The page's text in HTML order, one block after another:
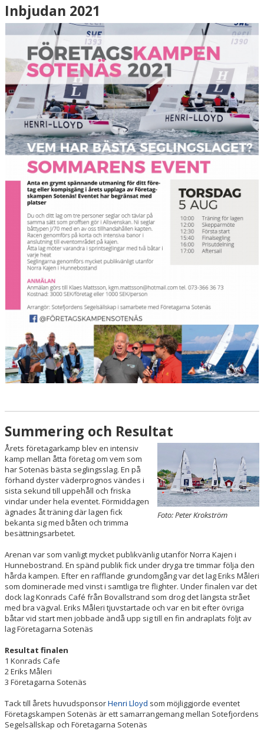
Inbjudan 2021
Summering och Resultat
Foto: Peter Krokström
Årets företagarkamp blev en intensiv
kamp mellan åtta företag om vem som
har Sotenäs bästa seglingsslag. En på
förhand dyster väderprognos vändes i
sista sekund till uppehåll och friska
vindar under hela eventet. Förmiddagen
ägnades åt träning där lagen fick
bekanta sig med båten och trimma
besättningsarbetet.
Arenan var som vanligt mycket publikvänlig utanför Norra Kajen i
Hunnebostrand. En spänd publik fick under dryga tre timmar följa den
hårda kampen. Efter en rafflande grundomgång var det lag Eriks Måleri
som dominerade med vinst i samtliga tre flighter. Under finalen var det
dock lag Konrads Café från Bovallstrand som drog det längsta strået
med bra vägval. Eriks Måleri tjuvstartade och var en bit efter övriga
båtar vid start men jobbade ändå upp sig till en fin andraplats följt av
lag Företagarna Sotenäs
Resultat finalen
1 Konrads Cafe
2 Eriks Måleri
3 Företagarna Sotenäs
Tack till årets huvudsponsorHenri Lloyd som möjliggjorde eventet
Företagskampen Sotenäs är ett samarrangemang mellan Sotefjordens
Segelsällskap och Företagarna Sotenäs